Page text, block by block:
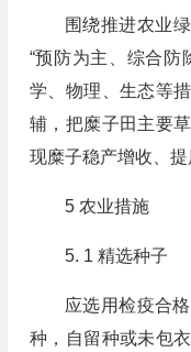
围绕推进农业
“预防为主、综合防
学、物理、生态等
辅，把糜子田主要
现糜子稳产增收、提
5 农业措施
5. 1 精选种子
应选用检疫合
种，自留种或未包